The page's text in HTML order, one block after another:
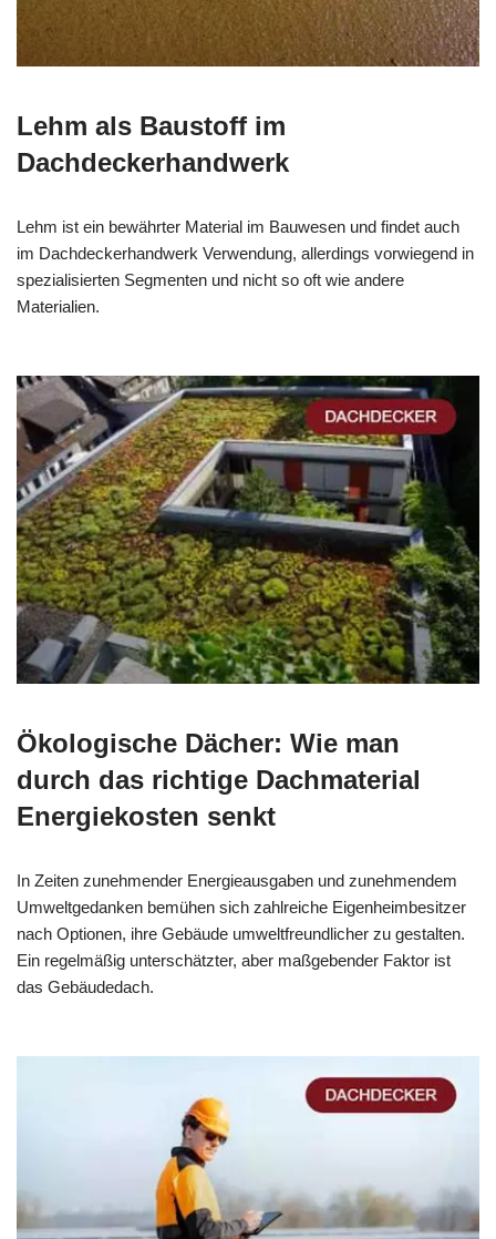
Lehm als Baustoff im
Dachdeckerhandwerk
Lehm ist ein bewährter Material im Bauwesen und findet auch
im Dachdeckerhandwerk Verwendung, allerdings vorwiegend in
spezialisierten Segmenten und nicht so oft wie andere
Materialien.
Ökologische Dächer: Wie man
durch das richtige Dachmaterial
Energiekosten senkt
In Zeiten zunehmender Energieausgaben und zunehmendem
Umweltgedanken bemühen sich zahlreiche Eigenheimbesitzer
nach Optionen, ihre Gebäude umweltfreundlicher zu gestalten.
Ein regelmäßig unterschätzter, aber maßgebender Faktor ist
das Gebäudedach.